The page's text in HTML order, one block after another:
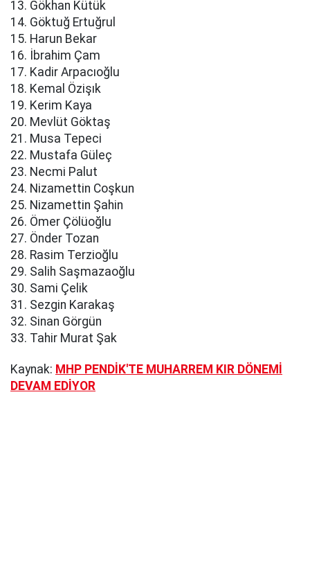
13. Gökhan Kütük
14. Göktuğ Ertuğrul
15. Harun Bekar
16. İbrahim Çam
17. Kadir Arpacıoğlu
18. Kemal Özişık
19. Kerim Kaya
20. Mevlüt Göktaş
21. Musa Tepeci
22. Mustafa Güleç
23. Necmi Palut
24. Nizamettin Coşkun
25. Nizamettin Şahin
26. Ömer Çölüoğlu
27. Önder Tozan
28. Rasim Terzioğlu
29. Salih Saşmazaoğlu
30. Sami Çelik
31. Sezgin Karakaş
32. Sinan Görgün
33. Tahir Murat Şak
Kaynak: MHP PENDİK'TE MUHARREM KIR DÖNEMİ
DEVAM EDİYOR